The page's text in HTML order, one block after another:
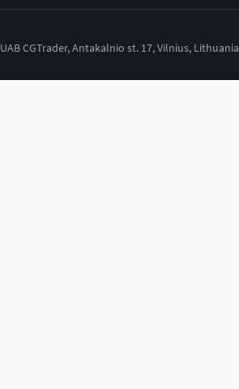
UAB CGTrader, Antakalnio st. 17, Vilnius, Lithuania